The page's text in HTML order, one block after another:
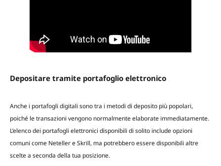
Depositare tramite portafoglio elettronico
Anche i portafogli digitali sono tra i metodi di deposito più popolari,
poiché le transazioni vengono normalmente elaborate immediatamente.
L’elenco dei portafogli elettronici disponibili di solito include opzioni
comuni come Neteller e Skrill, ma potrebbero essere disponibili altre
scelte a seconda della tua posizione.